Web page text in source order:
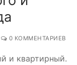
0 КОММЕНТАРИЕВ
и квартирный.